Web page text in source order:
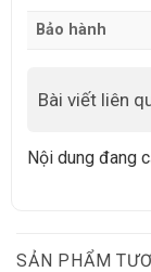
Bảo hành
Bài viết liên
Nội dung đang
SẢN PHẨM